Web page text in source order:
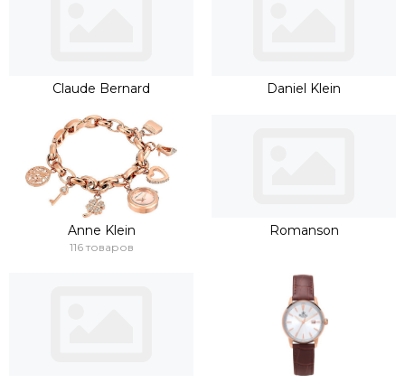
Claude Bernard Daniel Klein
Anne Klein
116 товаров
Romanson